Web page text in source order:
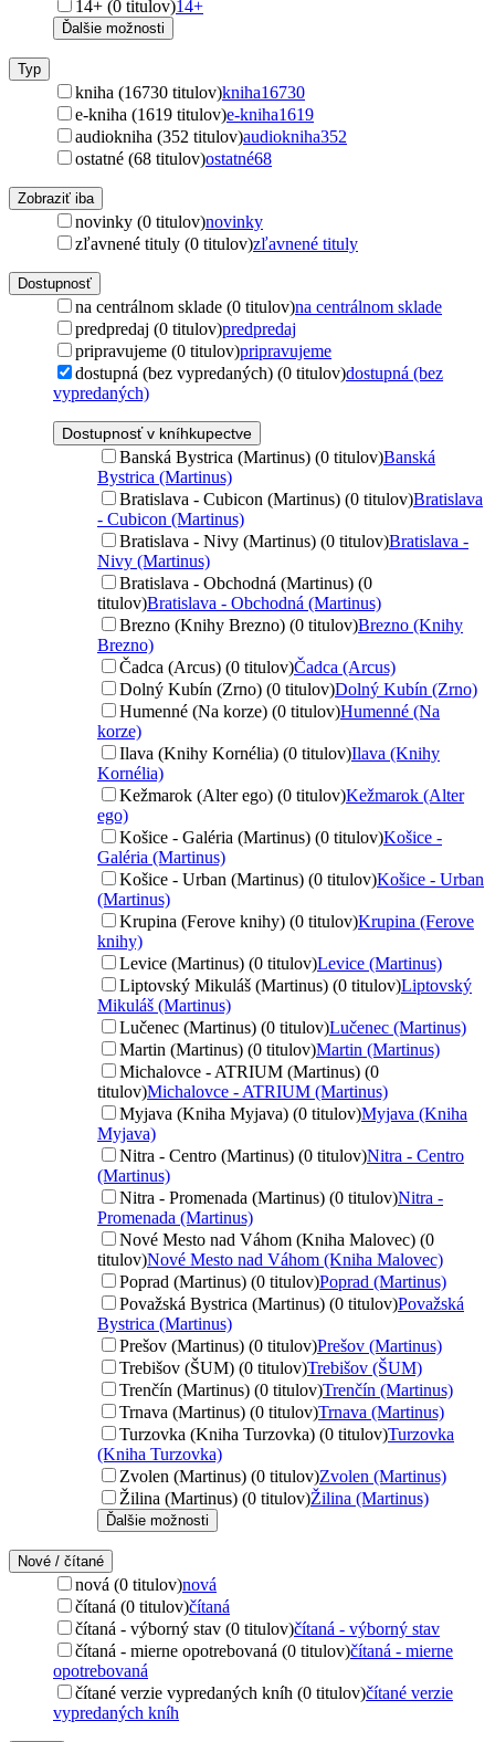
14+ (0 titulov)14+
Ďalšie možnosti
Typ
kniha (16730 titulov)kniha16730
e-kniha (1619 titulov)e-kniha1619
audiokniha (352 titulov)audiokniha352
ostatné (68 titulov)ostatné68
Zobraziť iba
novinky (0 titulov)novinky
zľavnené tituly (0 titulov)zľavnené tituly
Dostupnosť
na centrálnom sklade (0 titulov)na centrálnom sklade
predpredaj (0 titulov)predpredaj
pripravujeme (0 titulov)pripravujeme
dostupná (bez vypredaných) (0 titulov)dostupná (bez
vypredaných)
Dostupnosť v kníhkupectve
Banská Bystrica (Martinus) (0 titulov)Banská
Bystrica (Martinus)
Bratislava - Cubicon (Martinus) (0 titulov)Bratislava
- Cubicon (Martinus)
Bratislava - Nivy (Martinus) (0 titulov)Bratislava -
Nivy (Martinus)
Bratislava - Obchodná (Martinus) (0
titulov)Bratislava - Obchodná (Martinus)
Brezno (Knihy Brezno) (0 titulov)Brezno (Knihy
Brezno)
Čadca (Arcus) (0 titulov)Čadca (Arcus)
Dolný Kubín (Zrno) (0 titulov)Dolný Kubín (Zrno)
Humenné (Na korze) (0 titulov)Humenné (Na
korze)
Ilava (Knihy Kornélia) (0 titulov)Ilava (Knihy
Kornélia)
Kežmarok (Alter ego) (0 titulov)Kežmarok (Alter
ego)
Košice - Galéria (Martinus) (0 titulov)Košice -
Galéria (Martinus)
Košice - Urban (Martinus) (0 titulov)Košice - Urban
(Martinus)
Krupina (Ferove knihy) (0 titulov)Krupina (Ferove
knihy)
Levice (Martinus) (0 titulov)Levice (Martinus)
Liptovský Mikuláš (Martinus) (0 titulov)Liptovský
Mikuláš (Martinus)
Lučenec (Martinus) (0 titulov)Lučenec (Martinus)
Martin (Martinus) (0 titulov)Martin (Martinus)
Michalovce - ATRIUM (Martinus) (0
titulov)Michalovce - ATRIUM (Martinus)
Myjava (Kniha Myjava) (0 titulov)Myjava (Kniha
Myjava)
Nitra - Centro (Martinus) (0 titulov)Nitra - Centro
(Martinus)
Nitra - Promenada (Martinus) (0 titulov)Nitra -
Promenada (Martinus)
Nové Mesto nad Váhom (Kniha Malovec) (0
titulov)Nové Mesto nad Váhom (Kniha Malovec)
Poprad (Martinus) (0 titulov)Poprad (Martinus)
Považská Bystrica (Martinus) (0 titulov)Považská
Bystrica (Martinus)
Prešov (Martinus) (0 titulov)Prešov (Martinus)
Trebišov (ŠUM) (0 titulov)Trebišov (ŠUM)
Trenčín (Martinus) (0 titulov)Trenčín (Martinus)
Trnava (Martinus) (0 titulov)Trnava (Martinus)
Turzovka (Kniha Turzovka) (0 titulov)Turzovka
(Kniha Turzovka)
Zvolen (Martinus) (0 titulov)Zvolen (Martinus)
Žilina (Martinus) (0 titulov)Žilina (Martinus)
Ďalšie možnosti
Nové / čítané
nová (0 titulov)nová
čítaná (0 titulov)čítaná
čítaná - výborný stav (0 titulov)čítaná - výborný stav
čítaná - mierne opotrebovaná (0 titulov)čítaná - mierne
opotrebovaná
čítané verzie vypredaných kníh (0 titulov)čítané verzie
vypredaných kníh